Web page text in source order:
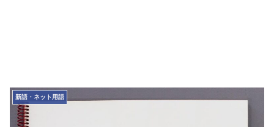
新語・ネット用語